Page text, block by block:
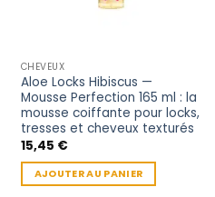
CHEVEUX
Aloe Locks Hibiscus —
Mousse Perfection 165 ml : la
mousse coiffante pour locks,
tresses et cheveux texturés
15,45 €
AJOUTER AU PANIER